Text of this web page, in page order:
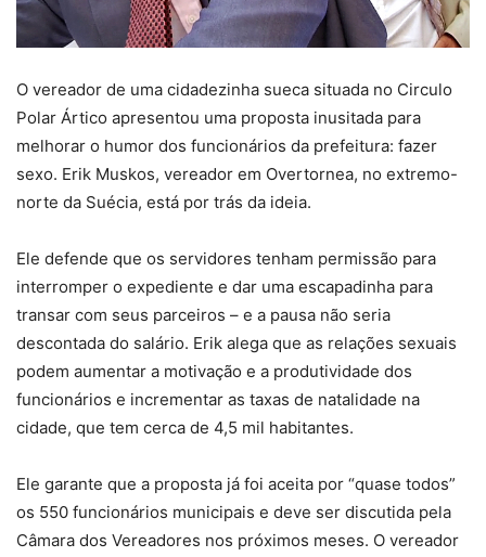
O vereador de uma cidadezinha sueca situada no Circulo
Polar Ártico apresentou uma proposta inusitada para
melhorar o humor dos funcionários da prefeitura: fazer
sexo. Erik Muskos, vereador em Overtornea, no extremo-
norte da Suécia, está por trás da ideia.
Ele defende que os servidores tenham permissão para
interromper o expediente e dar uma escapadinha para
transar com seus parceiros – e a pausa não seria
descontada do salário. Erik alega que as relações sexuais
podem aumentar a motivação e a produtividade dos
funcionários e incrementar as taxas de natalidade na
cidade, que tem cerca de 4,5 mil habitantes.
Ele garante que a proposta já foi aceita por “quase todos”
os 550 funcionários municipais e deve ser discutida pela
Câmara dos Vereadores nos próximos meses. O vereador